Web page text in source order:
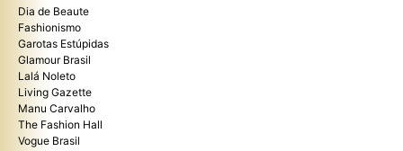
Dia de Beaute
Fashionismo
Garotas Estúpidas
Glamour Brasil
Lalá Noleto
Living Gazette
Manu Carvalho
The Fashion Hall
Vogue Brasil